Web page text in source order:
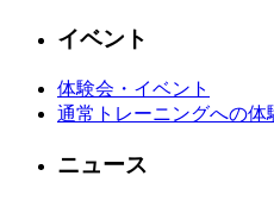
イベント
体験会・イベント
通常トレーニングへの体
ニュース